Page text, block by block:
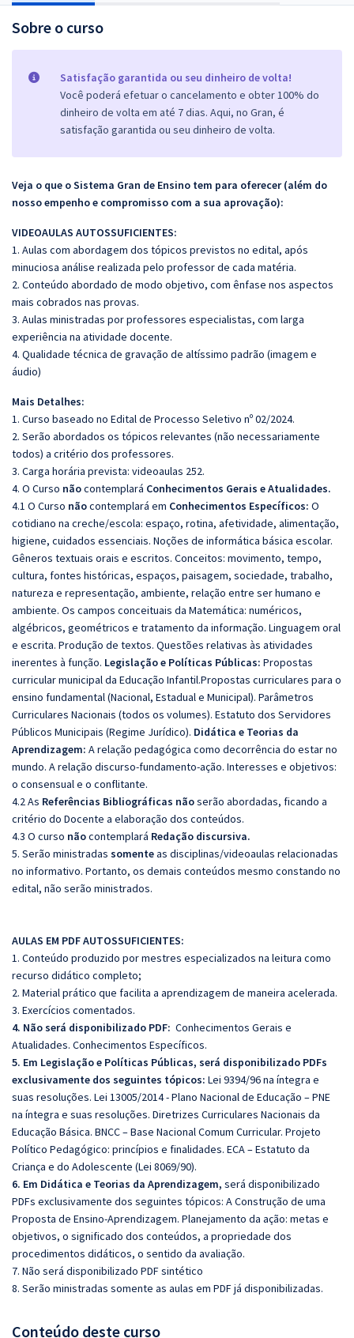
Sobre o curso
Satisfação garantida ou seu dinheiro de volta!
Você poderá efetuar o cancelamento e obter 100% do
dinheiro de volta em até 7 dias. Aqui, no Gran, é
satisfação garantida ou seu dinheiro de volta.
Veja o que o Sistema Gran de Ensino tem para oferecer (além do
nosso empenho e compromisso com a sua aprovação):
VIDEOAULAS AUTOSSUFICIENTES:
1. Aulas com abordagem dos tópicos previstos no edital, após
minuciosa análise realizada pelo professor de cada matéria.
2. Conteúdo abordado de modo objetivo, com ênfase nos aspectos
mais cobrados nas provas.
3. Aulas ministradas por professores especialistas, com larga
experiência na atividade docente.
4. Qualidade técnica de gravação de altíssimo padrão (imagem e
áudio)
Mais Detalhes:
1. Curso baseado no Edital de Processo Seletivo nº 02/2024.
2. Serão abordados os tópicos relevantes (não necessariamente
todos) a critério dos professores.
3. Carga horária prevista: videoaulas 252.
4. O Curso nãocontemplará Conhecimentos Gerais e Atualidades.
4.1 O Curso nãocontemplará em Conhecimentos Específicos: O
cotidiano na creche/escola: espaço, rotina, afetividade, alimentação,
higiene, cuidados essenciais. Noções de informática básica escolar.
Gêneros textuais orais e escritos. Conceitos: movimento, tempo,
cultura, fontes históricas, espaços, paisagem, sociedade, trabalho,
natureza e representação, ambiente, relação entre ser humano e
ambiente. Os campos conceituais da Matemática: numéricos,
algébricos, geométricos e tratamento da informação. Linguagem oral
e escrita. Produção de textos. Questões relativas às atividades
inerentes à função. Legislação e Políticas Públicas: Propostas
curricular municipal da Educação Infantil.Propostas curriculares para o
ensino fundamental (Nacional, Estadual e Municipal). Parâmetros
Curriculares Nacionais (todos os volumes). Estatuto dos Servidores
Públicos Municipais (Regime Jurídico). Didática e Teorias da
Aprendizagem: A relação pedagógica como decorrência do estar no
mundo. A relação discurso-fundamento-ação. Interesses e objetivos:
o consensual e o conflitante.
4.2 As Referências Bibliográficas nãoserão abordadas, ficando a
critério do Docente a elaboração dos conteúdos.
4.3 O curso nãocontemplará Redação discursiva.
5. Serão ministradas somenteas disciplinas/videoaulas relacionadas
no informativo. Portanto, os demais conteúdos mesmo constando no
edital, não serão ministrados.
AULAS EM PDF AUTOSSUFICIENTES:
1. Conteúdo produzido por mestres especializados na leitura como
recurso didático completo;
2. Material prático que facilita a aprendizagem de maneira acelerada.
3. Exercícios comentados.
4. Não será disponibilizado PDF: Conhecimentos Gerais e
Atualidades. Conhecimentos Específicos.
5. Em Legislação e Políticas Públicas, será disponibilizado PDFs
exclusivamente dos seguintes tópicos: Lei 9394/96 na íntegra e
suas resoluções. Lei 13005/2014 - Plano Nacional de Educação – PNE
na íntegra e suas resoluções. Diretrizes Curriculares Nacionais da
Educação Básica. BNCC – Base Nacional Comum Curricular. Projeto
Político Pedagógico: princípios e finalidades. ECA – Estatuto da
Criança e do Adolescente (Lei 8069/90).
6. Em Didática e Teorias da Aprendizagem, será disponibilizado
PDFs exclusivamente dos seguintes tópicos: A Construção de uma
Proposta de Ensino-Aprendizagem. Planejamento da ação: metas e
objetivos, o significado dos conteúdos, a propriedade dos
procedimentos didáticos, o sentido da avaliação.
7. Não será disponibilizado PDF sintético
8. Serão ministradas somente as aulas em PDF já disponibilizadas.
Conteúdo deste curso